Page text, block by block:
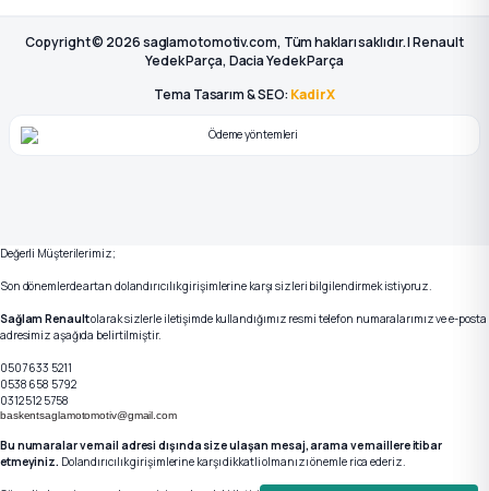
Copyright © 2026 saglamotomotiv.com, Tüm hakları saklıdır. | Renault
Yedek Parça, Dacia Yedek Parça
Tema Tasarım & SEO: KadirX
Değerli Müşterilerimiz;
Son dönemlerde artan dolandırıcılık girişimlerine karşı sizleri bilgilendirmek istiyoruz.
Sağlam Renaultolarak sizlerle iletişimde kullandığımız resmi telefon numaralarımız ve e-posta
adresimiz aşağıda belirtilmiştir.
0507 633 5211
0538 658 5792
0312 512 5758
baskentsaglamotomotiv@gmail.com
Bu numaralar ve mail adresi dışında size ulaşan mesaj, arama ve maillere itibar
etmeyiniz. Dolandırıcılık girişimlerine karşı dikkatli olmanızı önemle rica ederiz.